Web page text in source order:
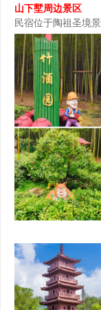
山下墅周边景区
民宿位于陶祖圣境